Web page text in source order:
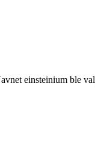
einsteinium ble